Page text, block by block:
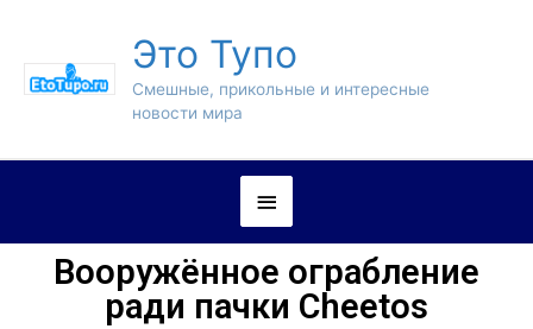
Это Тупо
Смешные, прикольные и интересные
новости мира
Вооружённое ограбление
ради пачки Cheetos